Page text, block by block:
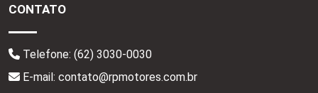
CONTATO
Telefone: (62) 3030-0030
E-mail: contato@rpmotores.com.br